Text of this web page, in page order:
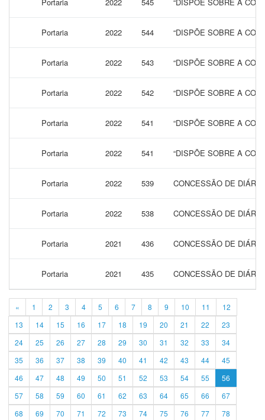
Portaria 2022 544 “DISPÕE SOBRE A
Portaria 2022 543 “DISPÕE SOBRE A
Portaria 2022 542 “DISPÕE SOBRE A
Portaria 2022 541 “DISPÕE SOBRE A
Portaria 2022 541 “DISPÕE SOBRE A
Portaria 2022 539 CONCESSÃO DE
Portaria 2022 538 CONCESSÃO DE
Portaria 2021 436 CONCESSÃO DE
Portaria 2021 435 CONCESSÃO DE
« 1 2 3 4 5 6 7 8 9 10 11
12
13
14 15 16 17 18 19 20 21 22
23
24
25 26 27 28 29 30 31 32 33
34
35
36 37 38 39 40 41 42 43 44
45
46
47 48 49 50 51 52 53 54 55
56
57
58 59 60 61 62 63 64 65 66
67
68
69 70 71 72 73 74 75 76 77 78